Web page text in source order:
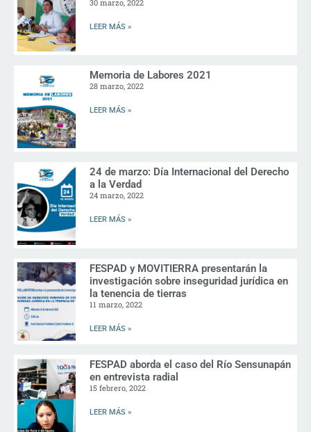
30 marzo, 2022
LEER MÁS »
Memoria de Labores 2021
28 marzo, 2022
LEER MÁS »
24 de marzo: Día Internacional del Derecho
a la Verdad
24 marzo, 2022
LEER MÁS »
FESPAD y MOVITIERRA presentarán la
investigación sobre inseguridad jurídica en
la tenencia de tierras
11 marzo, 2022
LEER MÁS »
FESPAD aborda el caso del Río Sensunapán
en entrevista radial
15 febrero, 2022
LEER MÁS »